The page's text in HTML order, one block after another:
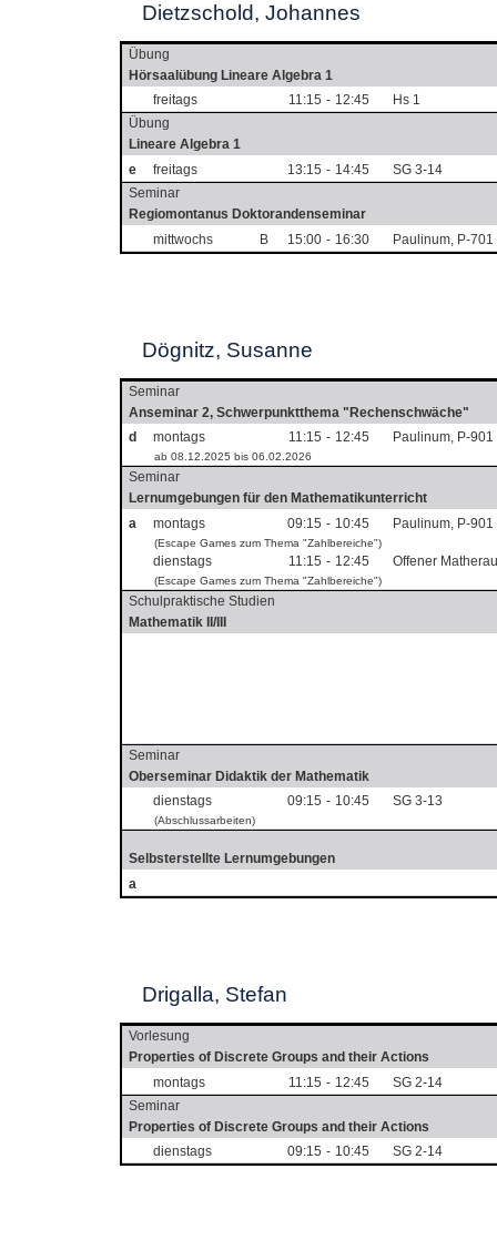
Dietzschold, Johannes
Übung
Hörsaalübung Lineare Algebra 1
freitags
11:15 - 12:45
Hs 1
Übung
Lineare Algebra 1
e
freitags 13:15 - 14:45
SG 3-14
Seminar
Regiomontanus Doktorandenseminar
mittwochs
B 15:00 - 16:30 Paulinum, P-701
Dögnitz, Susanne
Seminar
Anseminar 2, Schwerpunktthema "Rechenschwäche"
d
montags 11:15 - 12:45
ab 08.12.2025 bis 06.02.2026
Paulinum, P-901
Seminar
Lernumgebungen für den Mathematikunterricht
a
montags 09:15 - 10:45
(Escape Games zum Thema "Zahlbereiche")
Paulinum, P-901
dienstags 11:15 - 12:45
(Escape Games zum Thema "Zahlbereiche")
Offener
Schulpraktische Studien
Mathematik II/III
Seminar
Oberseminar Didaktik der Mathematik
dienstags
09:15 - 10:45
(Abschlussarbeiten)
SG 3-13
Selbsterstellte Lernumgebungen
a
Drigalla, Stefan
Vorlesung
Properties of Discrete Groups and their Actions
montags
11:15 - 12:45
SG 2-14
Seminar
Properties of Discrete Groups and their Actions
dienstags
09:15 - 10:45 SG 2-14